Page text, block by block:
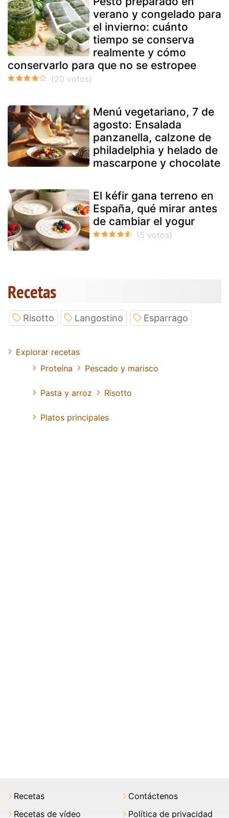
verano y congelado para
el invierno: cuánto
tiempo se conserva
realmente y cómo
conservarlo para que no se estropee
Menú vegetariano, 7 de
agosto: Ensalada
panzanella, calzone de
philadelphia y helado de
mascarpone y chocolate
El kéfir gana terreno en
España, qué mirar antes
de cambiar el yogur
Recetas
Risotto Langostino Esparrago
Explorar recetas
Proteína
Pescado y marisco
Pasta y arroz Risotto
Platos principales
Recetas
Recetas de vídeo
Contáctenos
Política de privacidad